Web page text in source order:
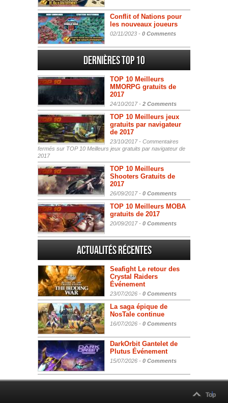
Conflit of Nations pour
les nouveaux joueurs
02/11/2023 - 0 Comments
Dernières Top 10
TOP 10 Meilleurs
MMORPG gratuits de
2017
24/10/2017 - 2 Comments
TOP 10 Meilleurs jeux
gratuits par navigateur
de 2017
23/10/2017 - Commentaires
fermés sur TOP 10 Meilleurs jeux gratuits par navigateur de
2017
TOP 10 Meilleurs
Shooters Gratuits de
2017
26/09/2017 - 0 Comments
TOP 10 Meilleurs MOBA
gratuits de 2017
20/09/2017 - 0 Comments
Actualités Récentes
Seafight Le retour des
Crystal Raiders
Événement
23/07/2026 - 0 Comments
La saga épique de
NosTale continue
16/07/2026 - 0 Comments
DarkOrbit Gantelet de
Plutus Événement
15/07/2026 - 0 Comments
Top